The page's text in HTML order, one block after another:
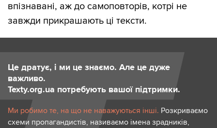
впізнавані, аж до самоповторів, котрі не
завжди прикрашають ці тексти.
Це дратує, і ми це знаємо. Але це дуже
важливо.
Texty.org.ua потребують вашої підтримки.
Ми робимо те, на що не наважуються інші. Розкриваємо
схеми пропагандистів, називаємо імена зрадників,